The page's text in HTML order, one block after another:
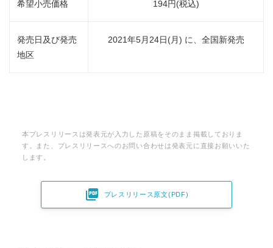
希望小売価格 194円(税込)
発売日及び発売
地区
2021年5月24日(月) に、全国新発売
本プレスリリースは発表元が入力した原稿をそのまま掲載しておりま
す。また、プレスリリースへのお問い合わせは発表元に直接お願いいた
します。
 プレスリリース原文(PDF)